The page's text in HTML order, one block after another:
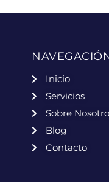
Inicio
Servicios
Sobre
Blog
Contacto